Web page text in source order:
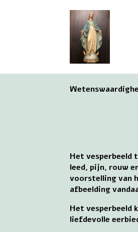
Het vesperbeeld
leed, pijn, rouw
voorstelling van
afbeelding
Het vesperbeeld
liefdevolle